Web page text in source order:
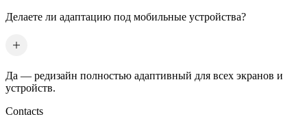
Делаете ли адаптацию под мобильные устройства?
Да — редизайн полностью адаптивный для всех экранов и
устройств.
Contacts